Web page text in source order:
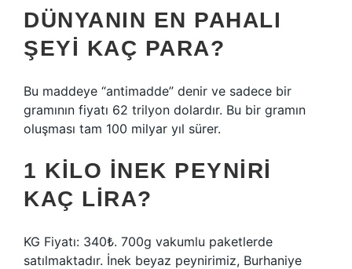
DÜNYANIN EN PAHALI
ŞEYI KAÇ PARA?
Bu maddeye “antimadde” denir ve sadece bir
gramının fiyatı 62 trilyon dolardır. Bu bir gramın
oluşması tam 100 milyar yıl sürer.
1 KILO INEK PEYNIRI
KAÇ LIRA?
KG Fiyatı: 340₺. 700g vakumlu paketlerde
satılmaktadır. İnek beyaz peynirimiz, Burhaniye